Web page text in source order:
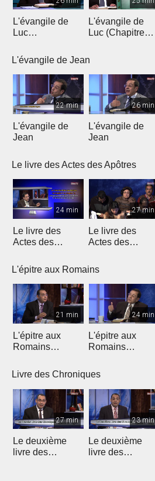
L'évangile de
Luc
L'évangile de
Luc (Chapitre
L'évangile de Jean
22 min
L'évangile de
Jean
26 min
L'évangile de
Jean
Le livre des Actes des Apôtres
24 min
Le livre des
Actes des
27 min
Le livre des
Actes des
L'épitre aux Romains
21 min
L'épitre aux
Romains
24 min
L'épitre aux
Romains
Livre des Chroniques
27 min
Le deuxième
livre des
23 min
Le deuxième
livre des